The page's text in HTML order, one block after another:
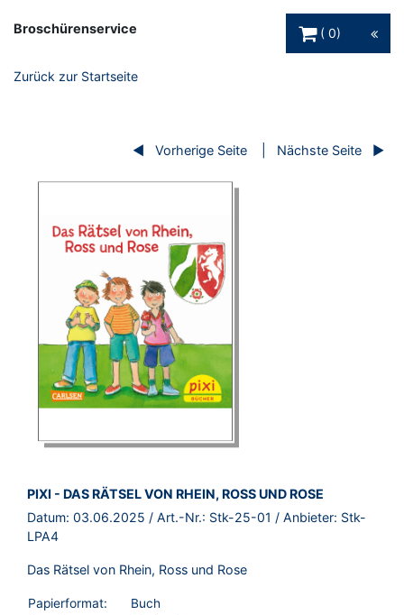
Broschürenservice
0
Zurück zur Startseite
Vorherige Seite Nächste Seite
BROSCHÜRE:
PIXI - DAS RÄTSEL VON RHEIN, ROSS UND ROSE
Datum: 03.06.2025 / Art.-Nr.: Stk-25-01 / Anbieter: Stk-
LPA4
Das Rätsel von Rhein, Ross und Rose
Papierformat:
Buch